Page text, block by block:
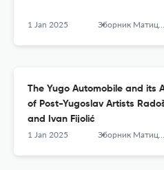
1 Jan 2025 Зборник Матице српске за ликовне уметности
The Yugo Automobile and its
of Post-Yugoslav Artists
and Ivan Fijolić
1 Jan 2025 Зборник Матице српске за ликовне уметности